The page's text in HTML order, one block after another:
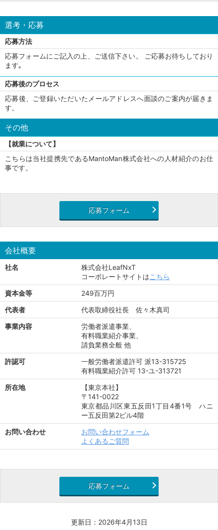
選考・応募
応募方法
応募フォームにご記入の上、ご送信下さい。 ご応募お待ちしており
ます｡
応募後のプロセス
応募後、ご登録いただいたメールアドレスへ面談のご案内が届きま
す。
その他
【就業について】
こちらは当社提携先であるMantoMan株式会社への人材紹介のお仕
事です。
応募フォーム
会社概要
社名
株式会社LeafNxT
コーポレートサイトはこちら
資本金等
249百万円
代表者
代表取締役社長 佐々木真司
事業内容
労働者派遣事業、
有料職業紹介事業、
請負業務全般 他
許認可
一般労働者派遣許可 派13-315725
有料職業紹介許可 13-ユ-313721
所在地
【東京本社】
〒141-0022
東京都品川区東五反田1丁目4番1号 ハニ
ー五反田第2ビル4階
お問い合わせ
お問い合わせフォーム
よくあるご質問
応募フォーム
更新日：2026年4月13日